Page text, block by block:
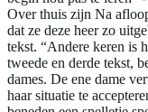
Over thuis zijn Na
dat ze deze heer zo
tekst. “Andere keren is
tweede en derde tekst,
dames. De ene dame
haar situatie te